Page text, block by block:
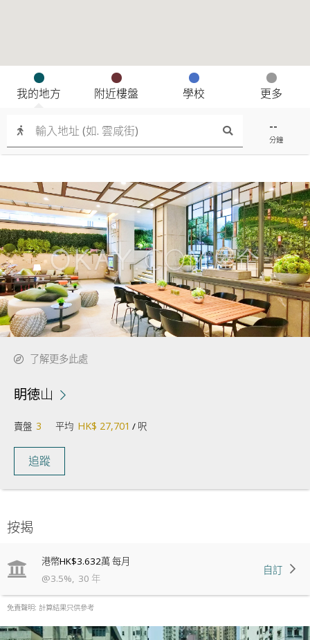
--
分鐘
我的地方 附近樓盤 學校 更多
按揭
港幣HK$3.632萬每月
@3.5%, 30 年
自訂
免責聲明: 計算結果只供參考
了解更多此處
眀徳山
賣盤 3 平均 HK$ 27,701 / 呎
追蹤